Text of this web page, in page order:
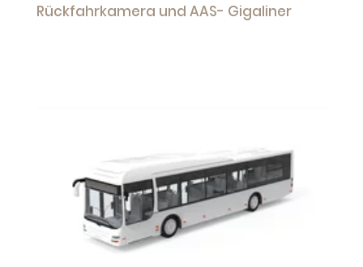
Rückfahrkamera und AAS- Gigaliner